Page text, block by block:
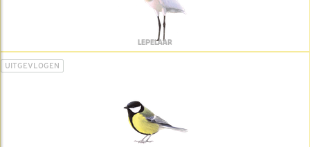
LEPELAAR
UITGEVLOGEN